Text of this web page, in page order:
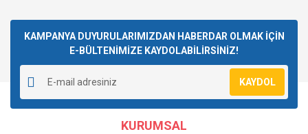
Yorum Yaz
kullanarak tarafımıza iletebilirsiniz.
Görüş ve önerileriniz için teşekkür ederiz.
Ürün resmi kalitesiz, bozuk veya görüntülenemiyor.
Ürün açıklamasında eksik bilgiler bulunuyor.
Ürün bilgilerinde hatalar bulunuyor.
Ürün fiyatı diğer sitelerden daha pahalı.
KAMPANYA DUYURULARIMIZDAN HABERDAR OLMAK İÇİN
E-BÜLTENİMİZE KAYDOLABİLİRSİNİZ!
KAYDOL
KURUMSAL